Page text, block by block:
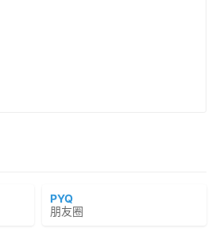
PYQ
朋友圈